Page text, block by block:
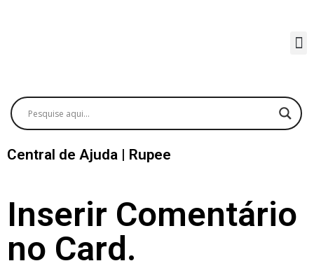
Central de Ajuda | Rupee
Inserir Comentário
no Card.